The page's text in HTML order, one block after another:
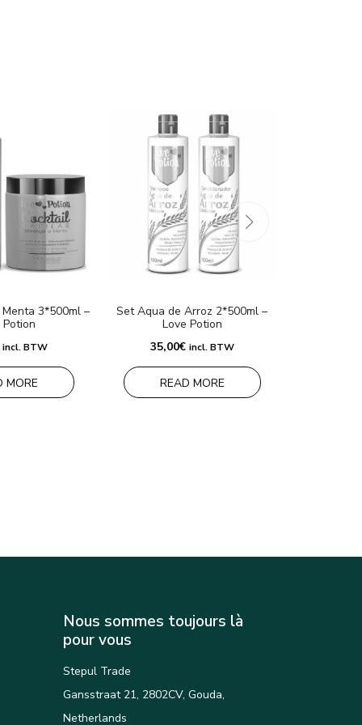
3*500ml –
Potion
incl. BTW
MORE
Set Aqua de Arroz 2*500ml –
Love Potion
35,00€ incl. BTW
READ MORE
Nous sommes toujours là
pour vous
Stepul Trade
Gansstraat 21, 2802CV, Gouda,
Netherlands